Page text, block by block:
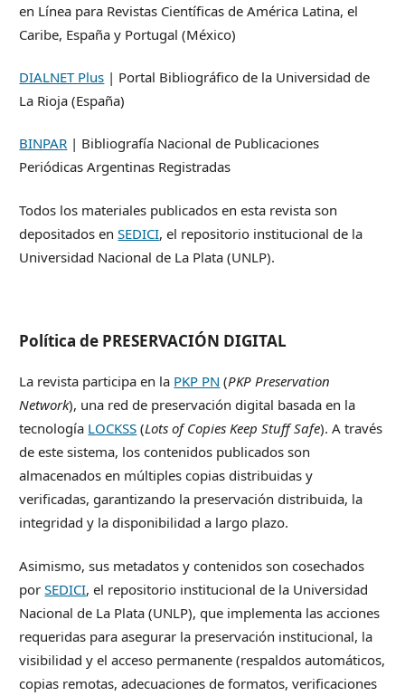
en Línea para Revistas Científicas de América Latina, el
Caribe, España y Portugal (México)
DIALNET Plus | Portal Bibliográfico de la Universidad de
La Rioja (España)
BINPAR | Bibliografía Nacional de Publicaciones
Periódicas Argentinas Registradas
Todos los materiales publicados en esta revista son
depositados enSEDICI, el repositorio institucional de la
Universidad Nacional de La Plata (UNLP).
Política de PRESERVACIÓN DIGITAL
La revista participa en la PKP PN (PKP Preservation
Network), una red de preservación digital basada en la
tecnología LOCKSS (Lots of Copies Keep Stuff Safe). A través
de este sistema, los contenidos publicados son
almacenados en múltiples copias distribuidas y
verificadas, garantizando la preservación distribuida, la
integridad y la disponibilidad a largo plazo.
Asimismo, sus metadatos y contenidos son cosechados
porSEDICI, el repositorio institucional de la Universidad
Nacional de La Plata (UNLP), que implementa las acciones
requeridas para asegurar la preservación institucional, la
visibilidad y el acceso permanente (respaldos automáticos,
copias remotas, adecuaciones de formatos, verificaciones